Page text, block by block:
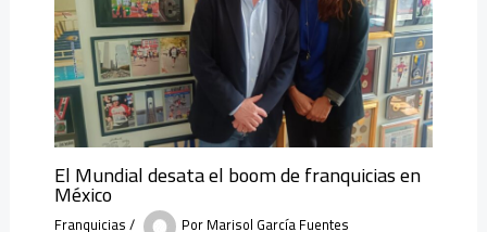
El Mundial desata el boom de franquicias en
México
Franquicias/ PorMarisol García Fuentes